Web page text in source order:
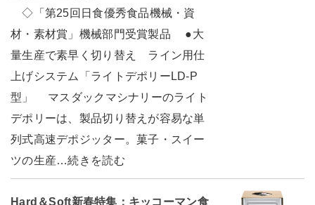
◇「第25回日食優秀食品機械・資
材・素材賞」機械部門受賞製品 ●大
量生産で素早く切り替え ライン用仕
上げシステム「ライトデポリーLD-P
型」 マスダックマシナリーのライト
デポリーは、製品切り替えが容易な単
列式高速デポジッター。菓子・スイー
ツの生産…続きを読む
Hard＆Soft新春特集：キッコーマン食